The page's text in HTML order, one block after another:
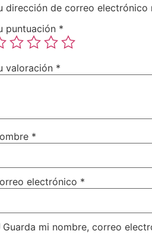
dirección de correo electrónico
puntuación *
valoración *
*
electrónico *
Guarda mi nombre, correo